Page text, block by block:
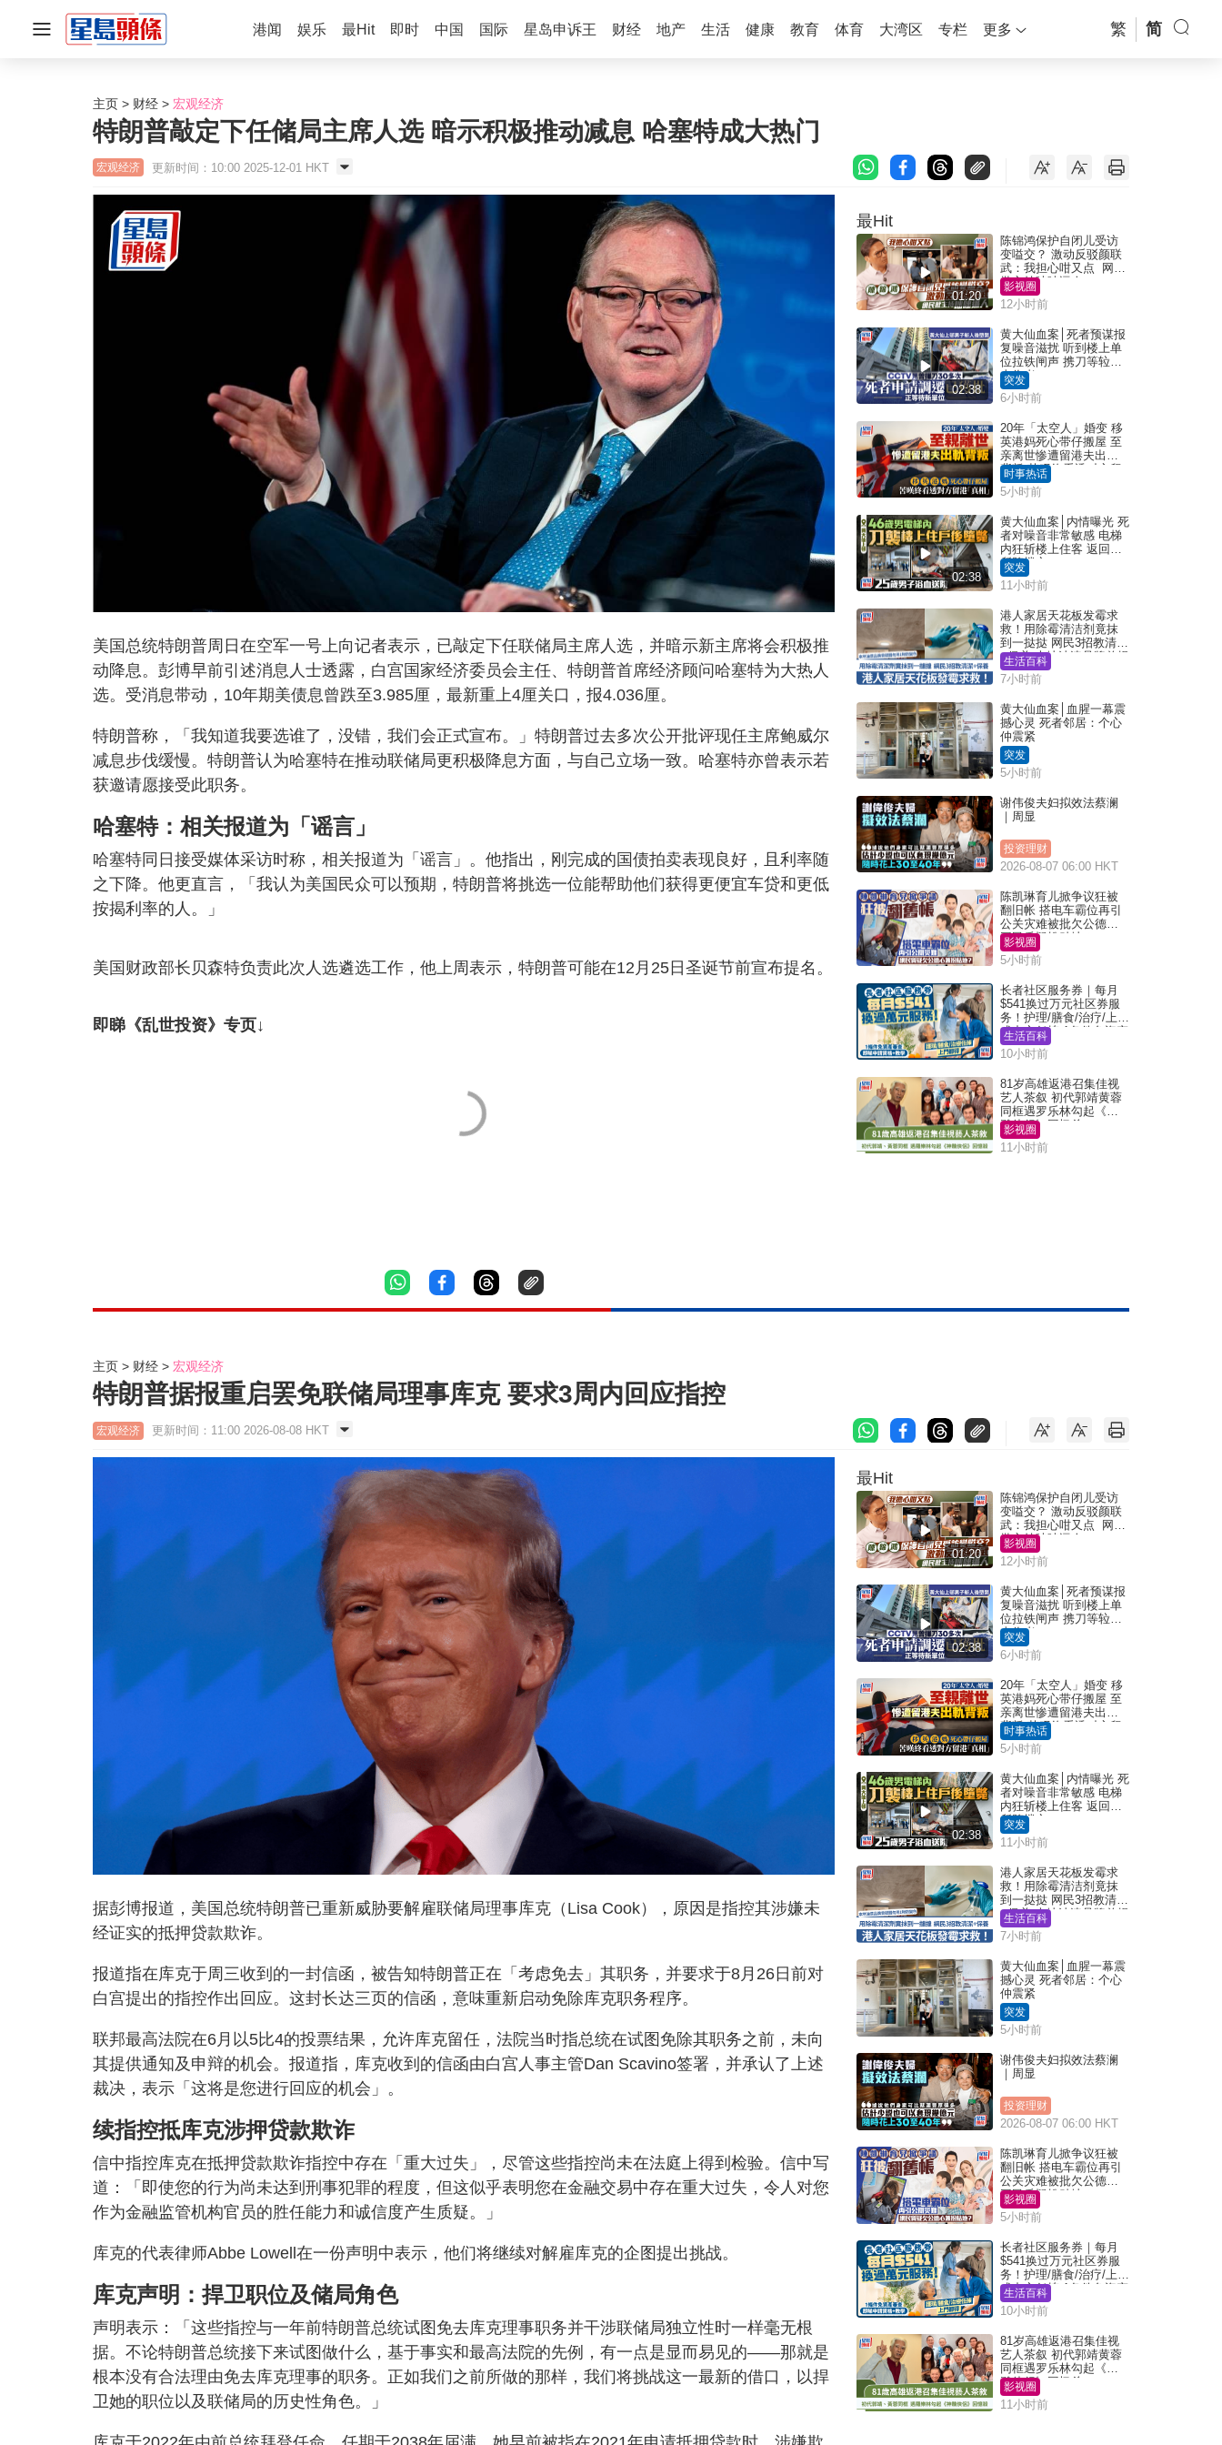
港闻 娱乐 最Hit 即时 中国 国际 星岛申诉王 财经 地产 生活 健康 教育 体育 大湾区 专栏 更多 繁 简
主页 财经 宏观经济
特朗普敲定下任储局主席人选 暗示积极推动减息 哈塞特成大热门
宏观经济 更新时间：10:00 2025-12-01 HKT
美国总统特朗普周日在空军一号上向记者表示，已敲定下任联储局主席人选，并暗示新主席将会积极推
动降息。彭博早前引述消息人士透露，白宫国家经济委员会主任、特朗普首席经济顾问哈塞特为大热人
选。受消息带动，10年期美债息曾跌至3.985厘，最新重上4厘关口，报4.036厘。
特朗普称，「我知道我要选谁了，没错，我们会正式宣布。」特朗普过去多次公开批评现任主席鲍威尔
减息步伐缓慢。特朗普认为哈塞特在推动联储局更积极降息方面，与自己立场一致。哈塞特亦曾表示若
获邀请愿接受此职务。
哈塞特：相关报道为「谣言」
哈塞特同日接受媒体采访时称，相关报道为「谣言」。他指出，刚完成的国债拍卖表现良好，且利率随
之下降。他更直言，「我认为美国民众可以预期，特朗普将挑选一位能帮助他们获得更便宜车贷和更低
按揭利率的人。」
美国财政部长贝森特负责此次人选遴选工作，他上周表示，特朗普可能在12月25日圣诞节前宣布提名。
即睇《乱世投资》专页↓
最Hit
01:20
陈锦鸿保护自闭儿受访
变嗌交？ 激动反驳颜联
武：我担心咁又点 网民
批主持咄咄逼人
影视圈
12小时前
02:38
黄大仙血案│死者预谋报
复噪音滋扰 听到楼上单
位拉铁闸声 携刀等䢂伏
击伤者
突发
6小时前
20年「太空人」婚变 移
英港妈死心带仔搬屋 至
亲离世惨遭留港夫出轨
背叛 苦叹终看透对方留
港「真相」｜Juicy叮
时事热话
5小时前
02:38
黄大仙血案│内情曝光 死
者对噪音非常敏感 电梯
内狂斩楼上住客 返回住
所堕楼亡
突发
11小时前
港人家居天花板发霉求
救！用除霉清洁剂竟抹
到一挞挞 网民3招教清洁
+保养 本地油漆品牌曾提
醒勿用1物防变色
生活百科
7小时前
黄大仙血案│血腥一幕震
撼心灵 死者邻居：个心
仲震紧
突发
5小时前
谢伟俊夫妇拟效法蔡澜
｜周显
投资理财
2026-08-07 06:00 HKT
陈凯琳育儿掀争议狂被
翻旧帐 搭电车霸位再引
公关灾难被批欠公德心
网民质疑扮贴地？
影视圈
5小时前
长者社区服务券｜每月
$541换过万元社区券服
务！护理/膳食/治疗/上门
或中心任拣 1条件免资产
审查（附申请资格及教
学）
生活百科
10小时前
81岁高雄返港召集佳视
艺人茶叙 初代郭靖黄蓉
同框遇罗乐林勾起《神
雕侠侣》回忆杀
影视圈
11小时前
主页 财经 宏观经济
特朗普据报重启罢免联储局理事库克 要求3周内回应指控
宏观经济 更新时间：11:00 2026-08-08 HKT
据彭博报道，美国总统特朗普已重新威胁要解雇联储局理事库克（Lisa Cook），原因是指控其涉嫌未
经证实的抵押贷款欺诈。
报道指在库克于周三收到的一封信函，被告知特朗普正在「考虑免去」其职务，并要求于8月26日前对
白宫提出的指控作出回应。这封长达三页的信函，意味重新启动免除库克职务程序。
联邦最高法院在6月以5比4的投票结果，允许库克留任，法院当时指总统在试图免除其职务之前，未向
其提供通知及申辩的机会。报道指，库克收到的信函由白宫人事主管Dan Scavino签署，并承认了上述
裁决，表示「这将是您进行回应的机会」。
续指控抵库克涉押贷款欺诈
信中指控库克在抵押贷款欺诈指控中存在「重大过失」，尽管这些指控尚未在法庭上得到检验。信中写
道：「即使您的行为尚未达到刑事犯罪的程度，但这似乎表明您在金融交易中存在重大过失，令人对您
作为金融监管机构官员的胜任能力和诚信度产生质疑。」
库克的代表律师Abbe Lowell在一份声明中表示，他们将继续对解雇库克的企图提出挑战。
库克声明：捍卫职位及储局角色
声明表示：「这些指控与一年前特朗普总统试图免去库克理事职务并干涉联储局独立性时一样毫无根
据。不论特朗普总统接下来试图做什么，基于事实和最高法院的先例，有一点是显而易见的——那就是
根本没有合法理由免去库克理事的职务。正如我们之前所做的那样，我们将挑战这一最新的借口，以捍
卫她的职位以及联储局的历史性角色。」
最Hit
01:20
陈锦鸿保护自闭儿受访
变嗌交？ 激动反驳颜联
武：我担心咁又点 网民
批主持咄咄逼人
影视圈
12小时前
02:38
黄大仙血案│死者预谋报
复噪音滋扰 听到楼上单
位拉铁闸声 携刀等䢂伏
击伤者
突发
6小时前
20年「太空人」婚变 移
英港妈死心带仔搬屋 至
亲离世惨遭留港夫出轨
背叛 苦叹终看透对方留
港「真相」｜Juicy叮
时事热话
5小时前
02:38
黄大仙血案│内情曝光 死
者对噪音非常敏感 电梯
内狂斩楼上住客 返回住
所堕楼亡
突发
11小时前
港人家居天花板发霉求
救！用除霉清洁剂竟抹
到一挞挞 网民3招教清洁
+保养 本地油漆品牌曾提
醒勿用1物防变色
生活百科
7小时前
黄大仙血案│血腥一幕震
撼心灵 死者邻居：个心
仲震紧
突发
5小时前
谢伟俊夫妇拟效法蔡澜
｜周显
投资理财
2026-08-07 06:00 HKT
陈凯琳育儿掀争议狂被
翻旧帐 搭电车霸位再引
公关灾难被批欠公德心
网民质疑扮贴地？
影视圈
5小时前
长者社区服务券｜每月
$541换过万元社区券服
务！护理/膳食/治疗/上门
或中心任拣 1条件免资产
审查（附申请资格及教
学）
生活百科
10小时前
81岁高雄返港召集佳视
艺人茶叙 初代郭靖黄蓉
同框遇罗乐林勾起《神
雕侠侣》回忆杀
影视圈
11小时前